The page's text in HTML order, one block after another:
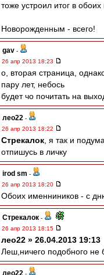
тоже устроил итог в
Новорожденным - всего!
gav -
26 апр 2013 18:23
о, вторая страница,
пару лет, небось
будет чо почитать на
лео22 -
26 апр 2013 18:22
Стрекалок , я так и
отпишусь в личку
irod sm -
26 апр 2013 18:20
Обоих именниников - с
Стрекалок -
26 апр 2013 18:15
лео22 » 26.04.2013 19:13
Леш,ничего подобного не
лео22 -